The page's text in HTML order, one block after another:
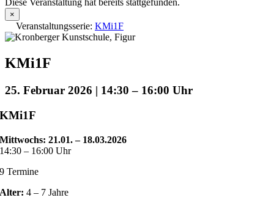
Diese Veranstaltung hat bereits stattgefunden.
×
Veranstaltungsserie: KMi1F
KMi1F
25. Februar 2026 | 14:30 – 16:00
KMi1F
Mittwochs: 21.01. – 18.03.2026
14:30 – 16:00 Uhr
9 Termine
Alter: 4 – 7 Jahre